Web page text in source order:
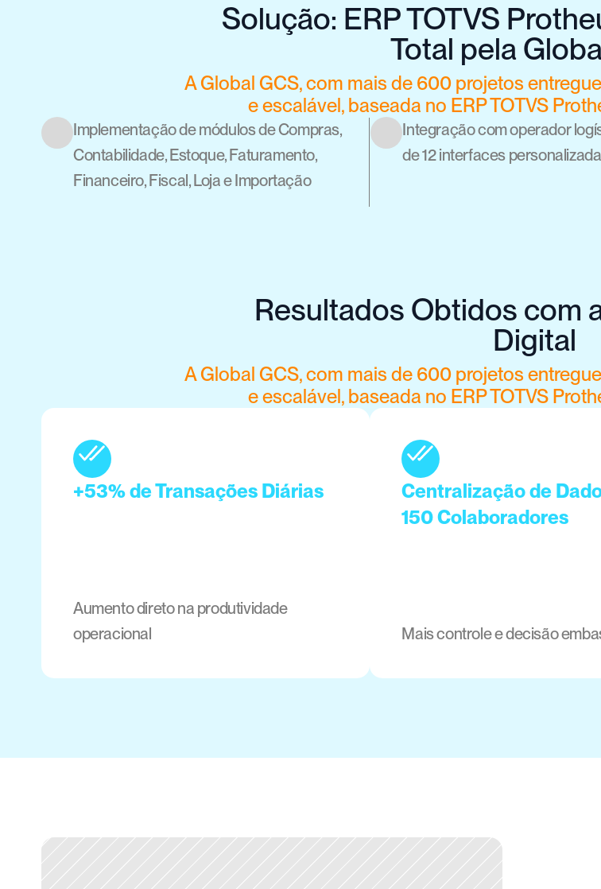
Solução: ERP TOTVS
Total pela
A Global GCS, com mais de 600 projetos
e escalável, baseada no ERP TOTVS
Implementação de módulos de Compras,
Contabilidade, Estoque, Faturamento,
Financeiro, Fiscal, Loja e Importação
Integração com operador
de 12 interfaces
Resultados Obtidos com
Digital
A Global GCS, com mais de 600 projetos
e escalável, baseada no ERP TOTVS
+53% de Transações Diárias
Aumento direto na produtividade
operacional
Centralização de
150 Colaboradores
Mais controle e decisão